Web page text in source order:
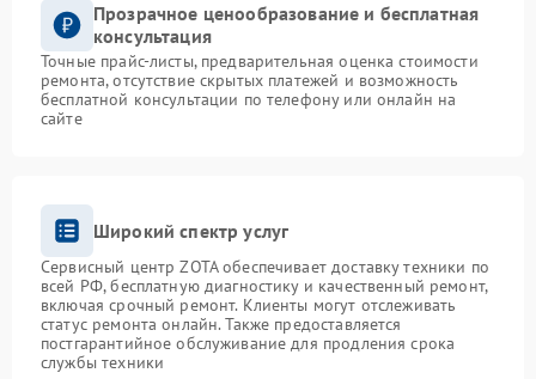
Прозрачное ценообразование и бесплатная
консультация
Точные прайс-листы, предварительная оценка стоимости
ремонта, отсутствие скрытых платежей и возможность
бесплатной консультации по телефону или онлайн на
сайте
Широкий спектр услуг
Сервисный центр ZOTA обеспечивает доставку техники по
всей РФ, бесплатную диагностику и качественный ремонт,
включая срочный ремонт. Клиенты могут отслеживать
статус ремонта онлайн. Также предоставляется
постгарантийное обслуживание для продления срока
службы техники